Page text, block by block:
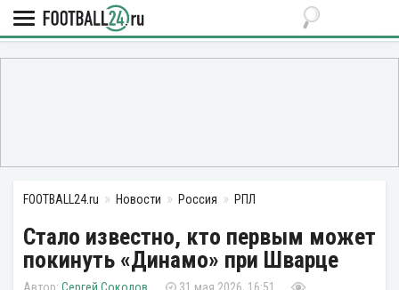
FOOTBALL24.ru Новости Россия РПЛ
Стало известно, кто первым может
покинуть «Динамо» при Шварце